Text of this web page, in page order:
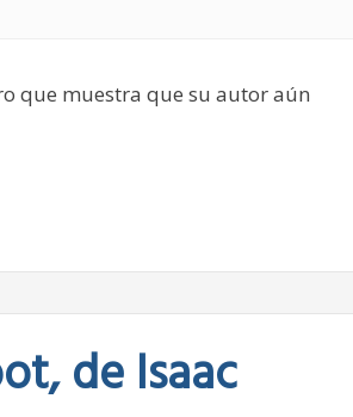
que muestra que su autor aún
de Isaac